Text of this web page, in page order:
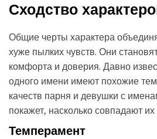
Сходство
Общие черты характера
хуже пылких чувств. Они
комфорта и доверия. Давно
одного имени имеют похожие
качеств парня и девушки с
покажет, насколько совпадают
Темперамент